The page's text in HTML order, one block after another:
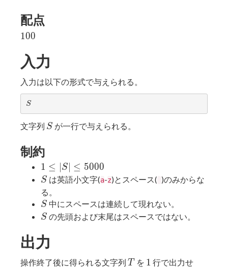
配点
100
100
入力
入力は以下の形式で与えられる。
S
S
文字列 S
S が一行で与えられる。
制約
1 ≤
|S|
≤
5000
1 ≤ S∣ ≤ 5000
S
S は英語小文字(a-z)とスペース( )のみからな
る。
S
S 中にスペースは連続して現れない。
S
S の先頭および末尾はスペースではない。
出力
操作終了後に得られる文字列 T
T を 1
1 行で出力せ